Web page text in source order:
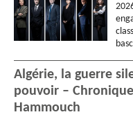
Algérie, la guerre
pouvoir –
Hammouch